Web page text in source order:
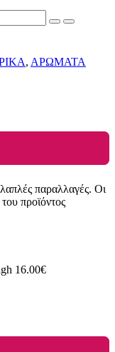
, ΑΡΩΜΑΤΑ
παραλλαγές. Οι
προϊόντος
16.00€